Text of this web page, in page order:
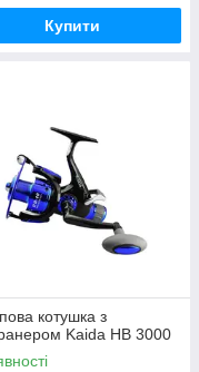
Купити
котушка з
Kaida HB 3000